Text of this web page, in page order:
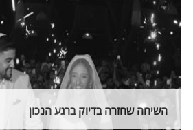
השיחה שחזרה בדיוק ברגע הנכון